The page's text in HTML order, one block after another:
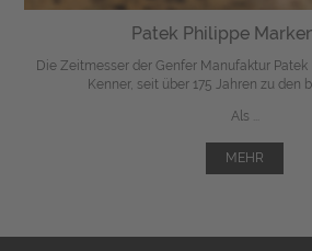
Patek Philippe
Die Zeitmesser der Genfer Manufaktur
Kenner, seit über 175 Jahren zu den
Als ...
MEHR